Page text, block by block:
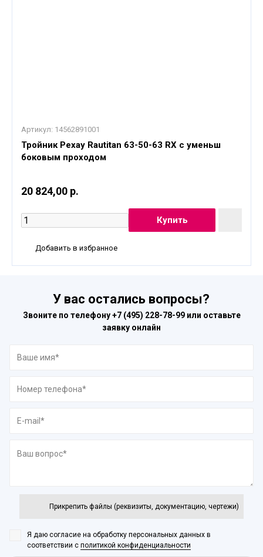
Артикул: 14562891001
Тройник Рехау Rautitan 63-50-63 RX с уменьш
боковым проходом
20 824,00 р.
Добавить в избранное
У вас остались вопросы?
Звоните по телефону+7 (495) 228-78-99или оставьте
заявку онлайн
Прикрепить файлы (реквизиты, документацию, чертежи)
Я даю согласие на обработку персональных данных в
соответствии с политикой конфиденциальности